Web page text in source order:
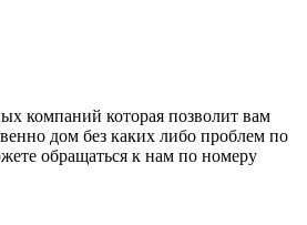
компаний которая позволит вам
дом без каких либо проблем по
обращаться к нам по номеру